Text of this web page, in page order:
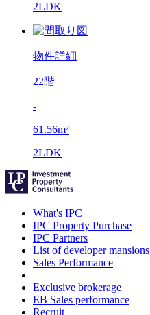
2LDK
物件詳細
22階
-
61.56m²
2LDK
What's IPC
IPC Property Purchase
IPC Partners
List of developer mansions
Sales Performance
Exclusive brokerage
EB Sales performance
Recruit